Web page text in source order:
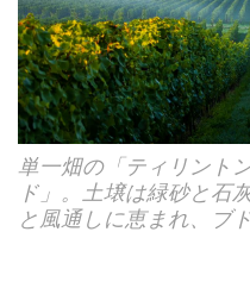
単一畑の「ティリント
ド」。土壌は緑砂と石
と風通しに恵まれ、ブ